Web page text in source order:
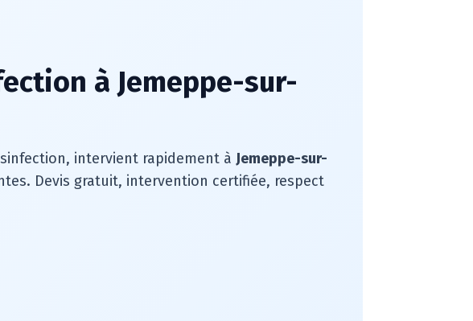
à Jemeppe-sur-
intervient rapidement à Jemeppe-sur-
Devis gratuit, intervention certifiée, respect